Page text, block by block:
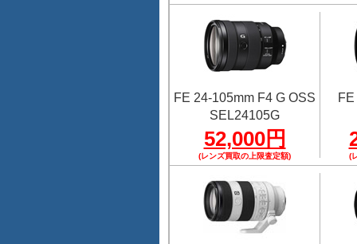
FE 24-105mm F4 G OSS
SEL24105G
52,000円
(レンズ買取の上限査定額) (